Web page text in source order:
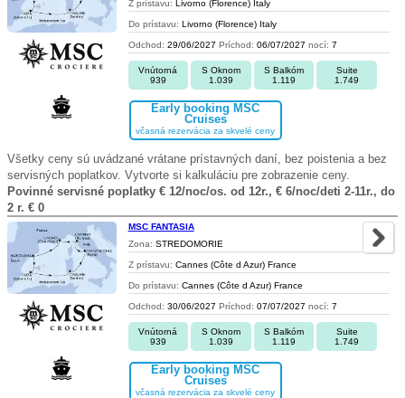
Z prístavu: Livorno (Florence) Italy
Do prístavu: Livorno (Florence) Italy
Odchod: 29/06/2027 Príchod: 06/07/2027 nocí: 7
Vnútorná
939
S Oknom
1.039
S Balkóm
1.119
Suite
1.749
Early booking MSC
Cruises
včasná rezervácia za skvelé ceny
Všetky ceny sú uvádzané vrátane prístavných daní, bez poistenia a bez
servisných poplatkov. Vytvorte si kalkuláciu pre zobrazenie ceny.
Povinné servisné poplatky € 12/noc/os. od 12r., € 6/noc/deti 2-11r., do
2 r. € 0
MSC FANTASIA
Zona: STREDOMORIE
Z prístavu: Cannes (Côte d Azur) France
Do prístavu: Cannes (Côte d Azur) France
Odchod: 30/06/2027 Príchod: 07/07/2027 nocí: 7
Vnútorná
939
S Oknom
1.039
S Balkóm
1.119
Suite
1.749
Early booking MSC
Cruises
včasná rezervácia za skvelé ceny